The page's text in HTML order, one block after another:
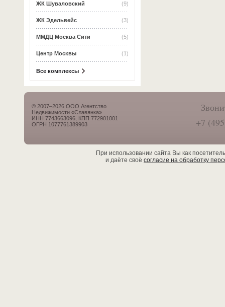
(9)
ЖК Шуваловский
(3)
ЖК Эдельвейс
(5)
ММДЦ Москва Сити
(1)
Центр Москвы
Все комплексы
© 2007–2026 ООО Агентство
Недвижимости «Славянка»
ИНН 7743663096, КПП 772901001
ОГРН 1077761389903
+7
При использовании сайта Вы как
и даёте своё согласие на обработку